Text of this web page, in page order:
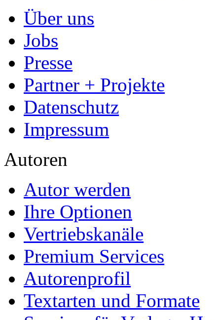
Über uns
Jobs
Presse
Partner + Projekte
Datenschutz
Impressum
Autoren
Autor werden
Ihre Optionen
Vertriebskanäle
Premium Services
Autorenprofil
Textarten und Formate